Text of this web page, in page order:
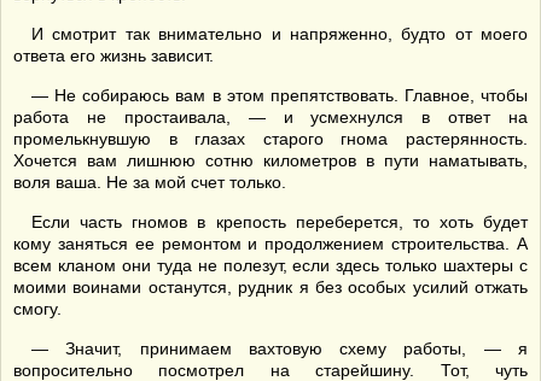
И смотрит так внимательно и напряженно, будто от моего
ответа его жизнь зависит.
— Не собираюсь вам в этом препятствовать. Главное, чтобы
работа не простаивала, — и усмехнулся в ответ на
промелькнувшую в глазах старого гнома растерянность.
Хочется вам лишнюю сотню километров в пути наматывать,
воля ваша. Не за мой счет только.
Если часть гномов в крепость переберется, то хоть будет
кому заняться ее ремонтом и продолжением строительства. А
всем кланом они туда не полезут, если здесь только шахтеры с
моими воинами останутся, рудник я без особых усилий отжать
смогу.
— Значит, принимаем вахтовую схему работы, — я
вопросительно посмотрел на старейшину. Тот, чуть